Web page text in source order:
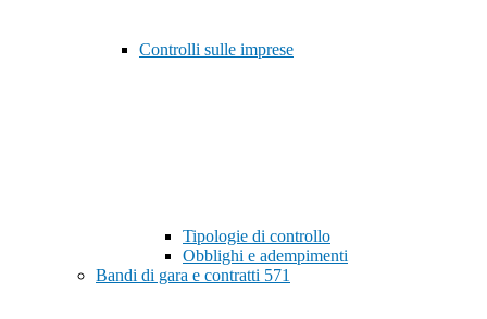
Controlli sulle imprese
Tipologie di controllo
Obblighi e adempimenti
Bandi di gara e contratti 571